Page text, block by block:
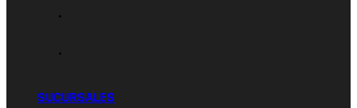
SUCURSALES